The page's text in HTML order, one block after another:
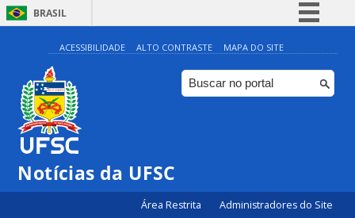
BRASIL
Simplifique!
Comunica BR
Participe
ACESSIBILIDADE ALTO CONTRASTE MAPA DO SITE
Notícias da UFSC
Área Restrita Administradores do Site